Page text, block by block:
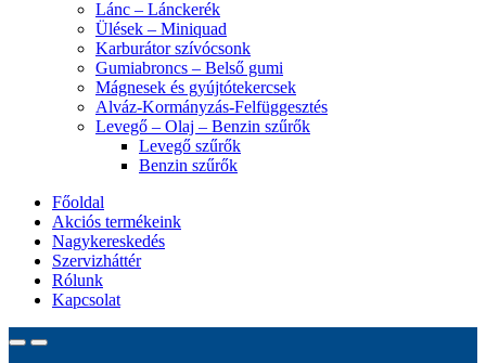
Lánc – Lánckerék
Ülések – Miniquad
Karburátor szívócsonk
Gumiabroncs – Belső gumi
Mágnesek és gyújtótekercsek
Alváz-Kormányzás-Felfüggesztés
Levegő – Olaj – Benzin szűrők
Levegő szűrők
Benzin szűrők
Főoldal
Akciós termékeink
Nagykereskedés
Szervizháttér
Rólunk
Kapcsolat